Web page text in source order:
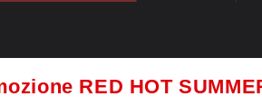
RED HOT